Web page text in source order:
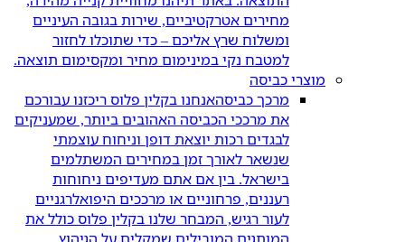
מחירים אטרקטיביים, שירות בגובה העיניים
ומשלוח שרץ אליכם – כדי שתוכלו לחזור
למטבח נקי במינימום מחיר ומקסימום תוצאה.
מוצרי כביסה
מרכך כביסהאנחנו בקלין פלוס ריכזנו עבורכם
את מרככי הכביסה האהובים ביותר, שמעניקים
לבגדים רכות יוצאת דופן וניחוח עוצמתי
שנשאר לאורך זמן במחירים המשתלמים
בישראל. בין אם אתם מעדיפים ניחוחות
רעננים, פרחוניים או מרככים היפואלרגניים
לעור רגיש, המבחר שלנו בקלין פלוס כולל את